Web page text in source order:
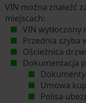
VIN można znaleźć
miejscach:
VIN
Przednia
Ościeżnica
Dokumentacja
Umowa
Polisa